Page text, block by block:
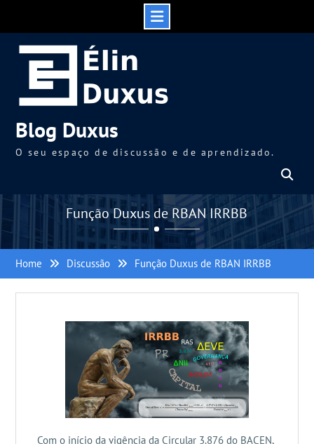
Blog Duxus
O seu espaço de discussão e de aprendizado.
Função Duxus de RBAN IRRBB
Home Discussão Função Duxus de RBAN IRRBB
Com o início da vigência da Circular 3.876 do BACEN,